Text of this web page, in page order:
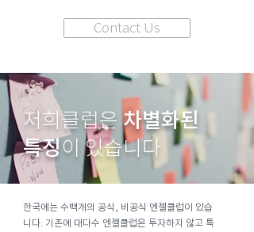
Contact Us
저희클럽은차별화된
특징이있습니다
한국에는 수백개의 공식, 비공식 엔젤클럽이 있습
니다. 기존에 대다수 엔젤클럽은 투자하지 않고 특